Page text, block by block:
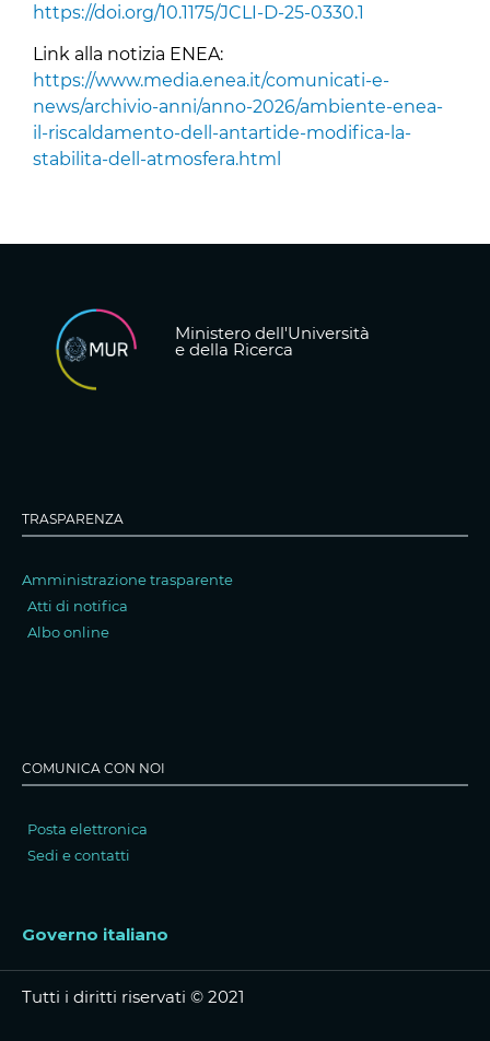
https://doi.org/10.1175/JCLI-D-25-0330.1
Link alla notizia ENEA:
https://www.media.enea.it/comunicati-e-
news/archivio-anni/anno-2026/ambiente-enea-
il-riscaldamento-dell-antartide-modifica-la-
stabilita-dell-atmosfera.html
Ministero dell'Università
e della Ricerca
TRASPARENZA
Amministrazione trasparente
Atti di notifica
Albo online
COMUNICA CON NOI
Posta elettronica
Sedi e contatti
Governo italiano
Tutti i diritti riservati © 2021